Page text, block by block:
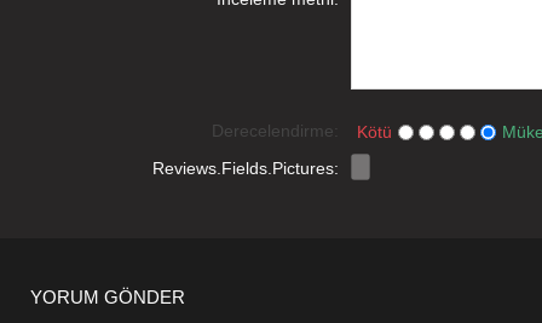
Derecelendirme: Kötü
Reviews.Fields.Pictures:
YORUM GÖNDER